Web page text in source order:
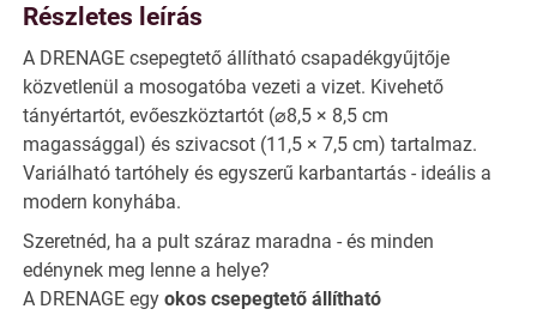
Részletes leírás
A DRENAGE csepegtető állítható csapadékgyűjtője
közvetlenül a mosogatóba vezeti a vizet. Kivehető
tányértartót, evőeszköztartót (⌀8,5 × 8,5 cm
magassággal) és szivacsot (11,5 × 7,5 cm) tartalmaz.
Variálható tartóhely és egyszerű karbantartás - ideális a
modern konyhába.
Szeretnéd, ha a pult száraz maradna - és minden
edénynek meg lenne a helye?
A DRENAGE egy okos csepegtető állítható